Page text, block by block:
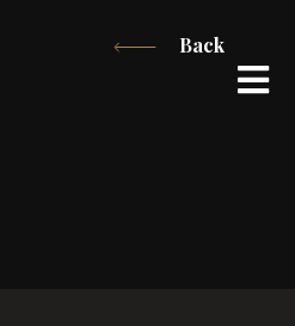
Back